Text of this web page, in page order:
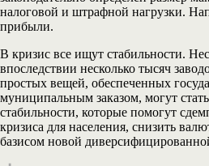
налоговой и штрафной нагрузки.
прибыли.
В кризис все ищут стабильности.
впоследствии несколько тысяч
простых вещей, обеспеченных
муниципальным заказом, могут
стабильности, которые помогут
кризиса для населения, снизить
базисом новой